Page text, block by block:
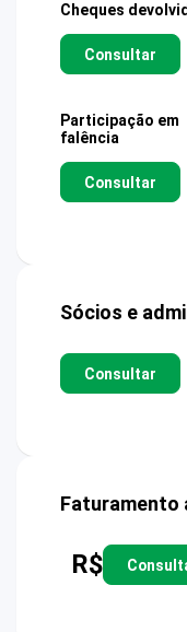
Cheques
Consultar
Participação em
falência
Consultar
Sócios e
Consultar
Faturamento
R$